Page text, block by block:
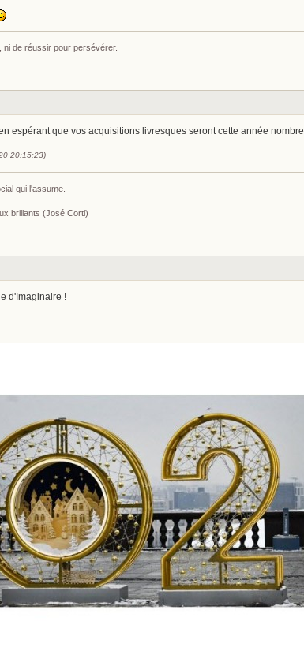
ni de réussir pour persévérer.
espérant que vos acquisitions livresques seront cette année
20:15:23)
qui l'assume.
brillants (José Corti)
d'Imaginaire !